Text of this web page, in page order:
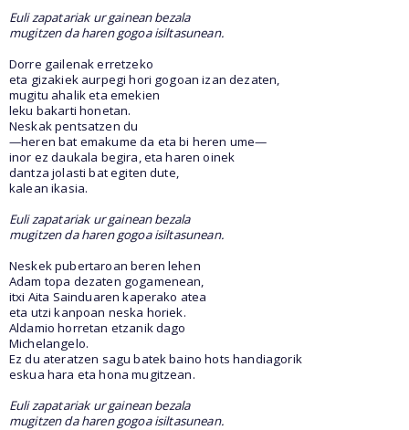
Euli zapatariak ur gainean bezala
mugitzen da haren gogoa isiltasunean.
Dorre gailenak erretzeko
eta gizakiek aurpegi hori gogoan izan dezaten,
mugitu ahalik eta emekien
leku bakarti honetan.
Neskak pentsatzen du
—heren bat emakume da eta bi heren ume—
inor ez daukala begira, eta haren oinek
dantza jolasti bat egiten dute,
kalean ikasia.
Euli zapatariak ur gainean bezala
mugitzen da haren gogoa isiltasunean.
Neskek pubertaroan beren lehen
Adam topa dezaten gogamenean,
itxi Aita Sainduaren kaperako atea
eta utzi kanpoan neska horiek.
Aldamio horretan etzanik dago
Michelangelo.
Ez du ateratzen sagu batek baino hots handiagorik
eskua hara eta hona mugitzean.
Euli zapatariak ur gainean bezala
mugitzen da haren gogoa isiltasunean.